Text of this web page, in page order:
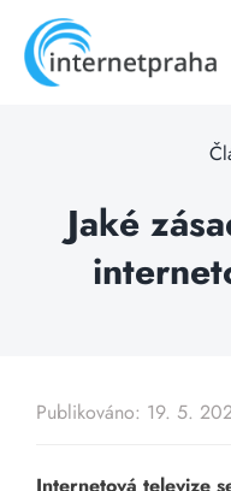
content
Jaké
Publikováno: 19. 5.